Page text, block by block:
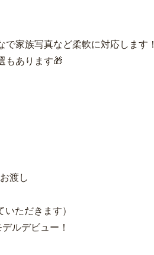
家族写真など柔軟に対応します！
もあります🎁
渡し
ただきます）
ルデビュー！